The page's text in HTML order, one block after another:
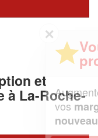
et
à La-Roche-
d'affaireset
gagnant de